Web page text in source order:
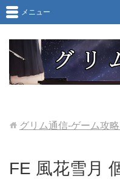
メニュー
グリム通信-ゲーム攻略
FE 風花雪月